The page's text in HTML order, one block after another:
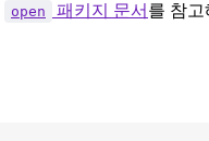
open 패키지 문서 를 참고